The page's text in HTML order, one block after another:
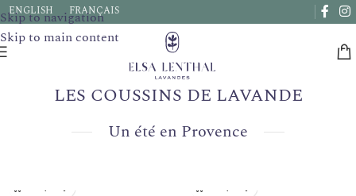
Skip to navigation
Skip to main content
les délais de livraison peuvent être prolongés de quelques
jours.
ENGLISH FRANÇAIS
LES COUSSINS DE LAVANDE
Un été en Provence